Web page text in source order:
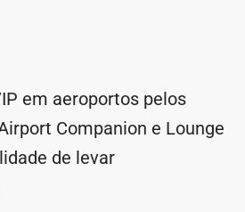
em aeroportos pelos
Companion e Lounge
de levar